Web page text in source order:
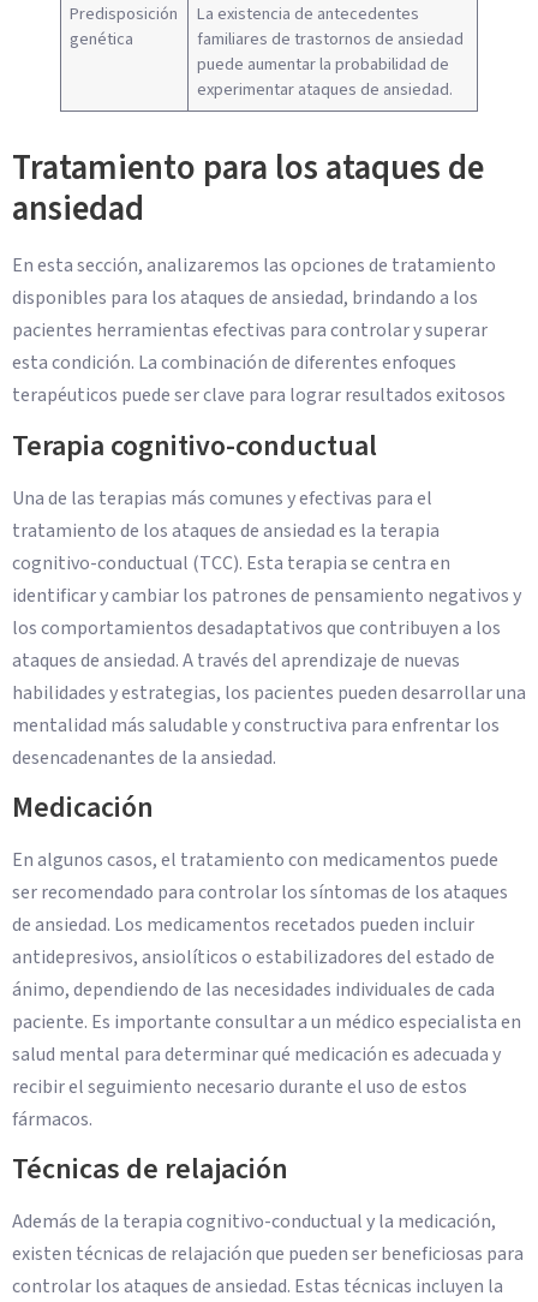
Predisposición
genética
La existencia de antecedentes
familiares de trastornos de ansiedad
puede aumentar la probabilidad de
experimentar ataques de ansiedad.
Tratamiento para los ataques de
ansiedad
En esta sección, analizaremos las opciones de tratamiento
disponibles para los ataques de ansiedad, brindando a los
pacientes herramientas efectivas para controlar y superar
esta condición. La combinación de diferentes enfoques
terapéuticos puede ser clave para lograr resultados exitosos
Terapia cognitivo-conductual
Una de las terapias más comunes y efectivas para el
tratamiento de los ataques de ansiedad es la terapia
cognitivo-conductual (TCC). Esta terapia se centra en
identificar y cambiar los patrones de pensamiento negativos y
los comportamientos desadaptativos que contribuyen a los
ataques de ansiedad. A través del aprendizaje de nuevas
habilidades y estrategias, los pacientes pueden desarrollar una
mentalidad más saludable y constructiva para enfrentar los
desencadenantes de la ansiedad.
Medicación
En algunos casos, el tratamiento con medicamentos puede
ser recomendado para controlar los síntomas de los ataques
de ansiedad. Los medicamentos recetados pueden incluir
antidepresivos, ansiolíticos o estabilizadores del estado de
ánimo, dependiendo de las necesidades individuales de cada
paciente. Es importante consultar a un médico especialista en
salud mental para determinar qué medicación es adecuada y
recibir el seguimiento necesario durante el uso de estos
fármacos.
Técnicas de relajación
Además de la terapia cognitivo-conductual y la medicación,
existen técnicas de relajación que pueden ser beneficiosas para
controlar los ataques de ansiedad. Estas técnicas incluyen la